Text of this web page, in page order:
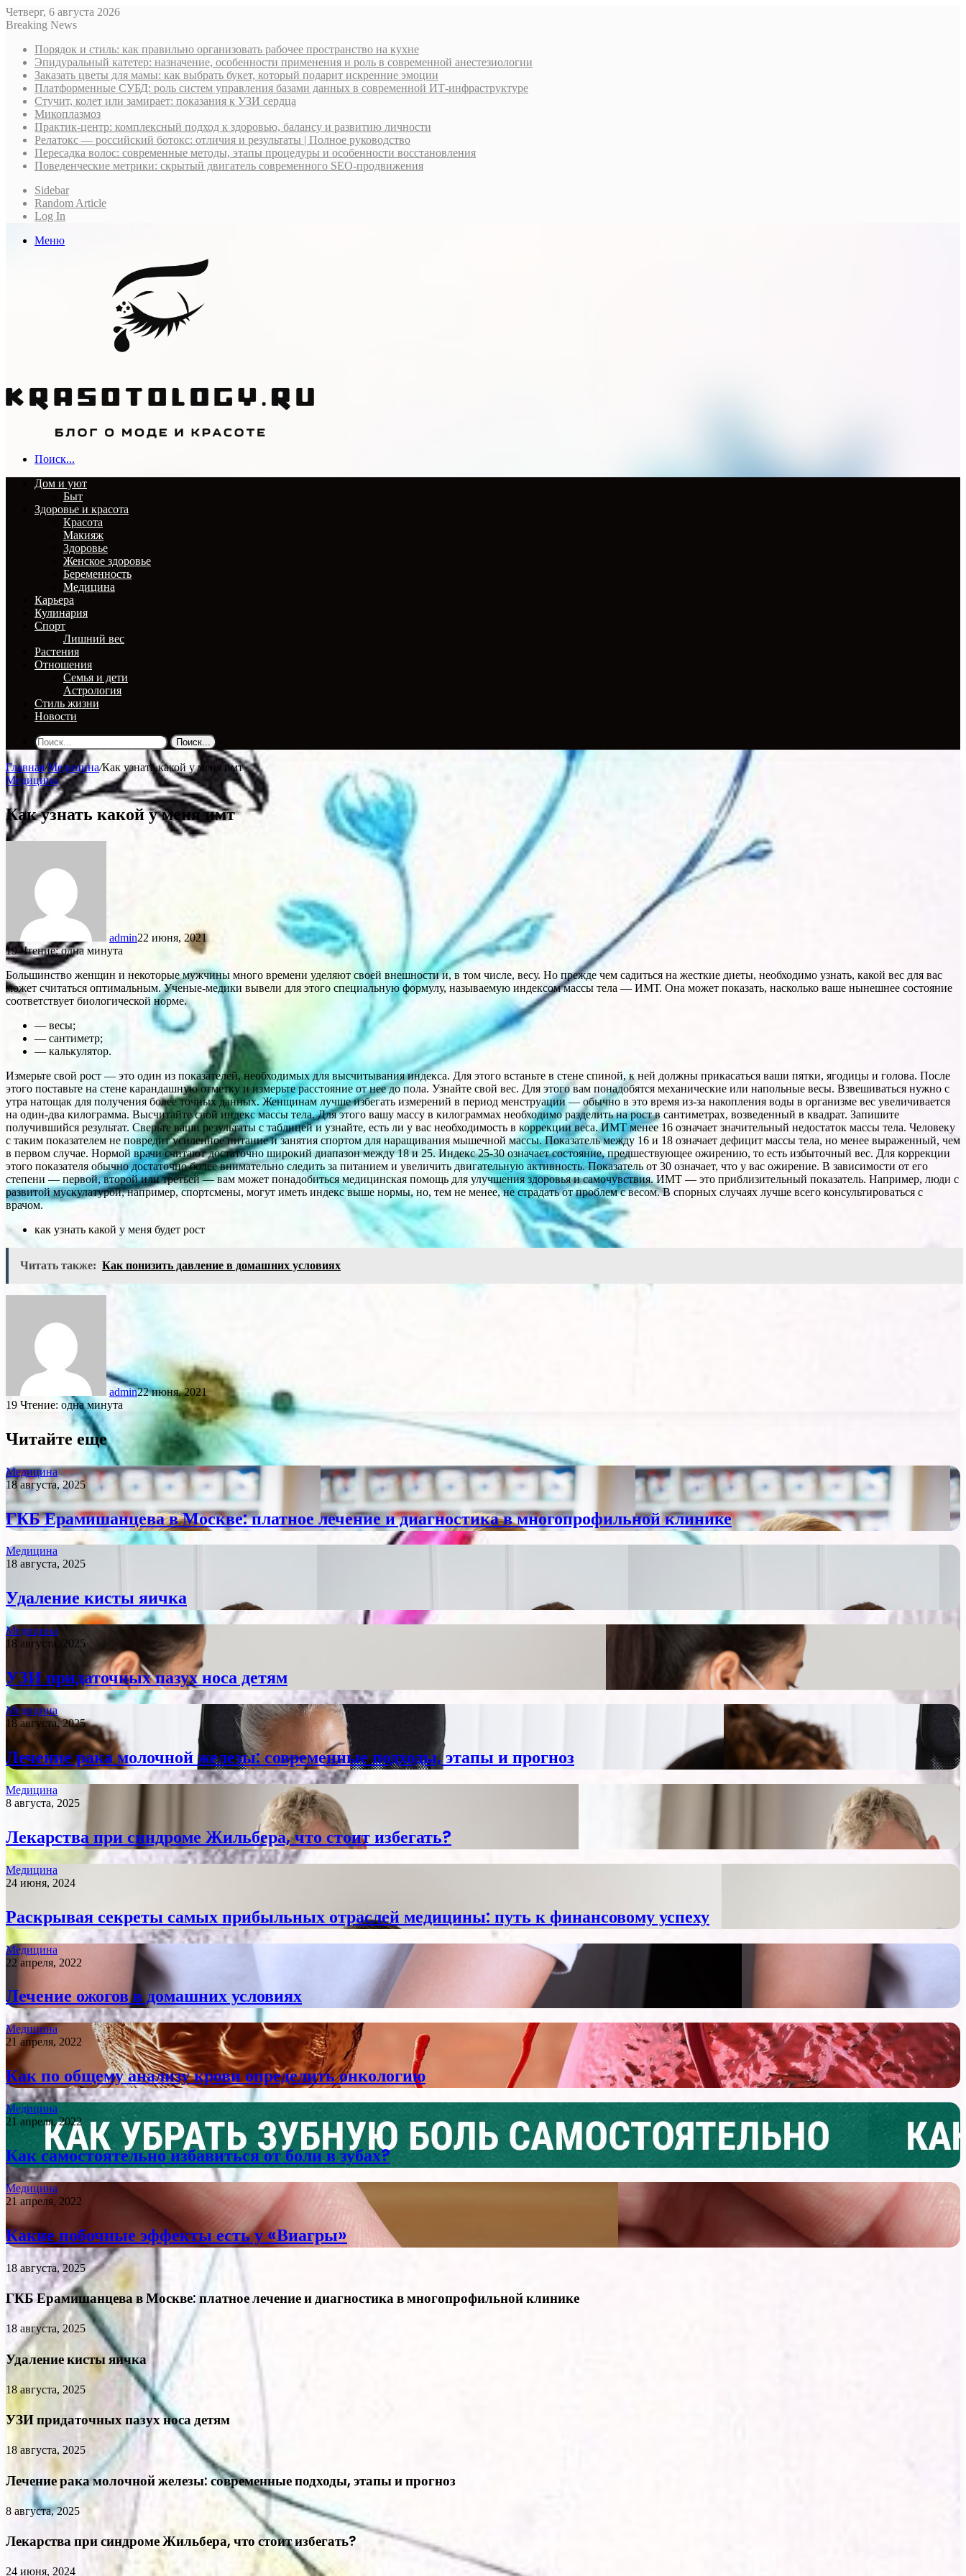
Четверг, 6 августа 2026
Breaking News
Порядок и стиль: как правильно организовать рабочее пространство на кухне
Эпидуральный катетер: назначение, особенности применения и роль в современной анестезиологии
Заказать цветы для мамы: как выбрать букет, который подарит искренние эмоции
Платформенные СУБД: роль систем управления базами данных в современной ИТ-инфраструктуре
Стучит, колет или замирает: показания к УЗИ сердца
Микоплазмоз
Практик-центр: комплексный подход к здоровью, балансу и развитию личности
Релатокс — российский ботокс: отличия и результаты | Полное руководство
Пересадка волос: современные методы, этапы процедуры и особенности восстановления
Поведенческие метрики: скрытый двигатель современного SEO-продвижения
Sidebar
Random Article
Log In
Меню
Поиск...
Дом и уют
Быт
Здоровье и красота
Красота
Макияж
Здоровье
Женское здоровье
Беременность
Медицина
Карьера
Кулинария
Спорт
Лишний вес
Растения
Отношения
Семья и дети
Астрология
Стиль жизни
Новости
Поиск...
Главная/Медицина/Как узнать какой у меня имт
Медицина
Как узнать какой у меня имт
admin22 июня, 2021
19Чтение: одна минута
Большинство женщин и некоторые мужчины много времени уделяют своей внешности и, в том числе, весу. Но прежде чем садиться на жесткие диеты, необходимо узнать, какой вес для вас
может считаться оптимальным. Ученые-медики вывели для этого специальную формулу, называемую индексом массы тела — ИМТ. Она может показать, насколько ваше нынешнее состояние
соответствует биологической норме.
— весы;
— сантиметр;
— калькулятор.
Измерьте свой рост — это один из показателей, необходимых для высчитывания индекса. Для этого встаньте в стене спиной, к ней должны прикасаться ваши пятки, ягодицы и голова. После
этого поставьте на стене карандашную отметку и измерьте расстояние от нее до пола. Узнайте свой вес. Для этого вам понадобятся механические или напольные весы. Взвешиваться нужно с
утра натощак для получения более точных данных. Женщинам лучше избегать измерений в период менструации — обычно в это время из-за накопления воды в организме вес увеличивается
на один-два килограмма. Высчитайте свой индекс массы тела. Для этого вашу массу в килограммах необходимо разделить на рост в сантиметрах, возведенный в квадрат. Запишите
получившийся результат. Сверьте ваши результаты с таблицей и узнайте, есть ли у вас необходимость в коррекции веса. ИМТ менее 16 означает значительный недостаток массы тела. Человеку
с таким показателем не повредит усиленное питание и занятия спортом для наращивания мышечной массы. Показатель между 16 и 18 означает дефицит массы тела, но менее выраженный, чем
в первом случае. Нормой врачи считают достаточно широкий диапазон между 18 и 25. Индекс 25-30 означает состояние, предшествующее ожирению, то есть избыточный вес. Для коррекции
этого показателя обычно достаточно более внимательно следить за питанием и увеличить двигательную активность. Показатель от 30 означает, что у вас ожирение. В зависимости от его
степени — первой, второй или третьей — вам может понадобиться медицинская помощь для улучшения здоровья и самочувствия. ИМТ — это приблизительный показатель. Например, люди с
развитой мускулатурой, например, спортсмены, могут иметь индекс выше нормы, но, тем не менее, не страдать от проблем с весом. В спорных случаях лучше всего консультироваться с
врачом.
как узнать какой у меня будет рост
Читать также: Как понизить давление в домашних условиях
admin22 июня, 2021
19 Чтение: одна минута
Читайте еще
Медицина
18 августа, 2025
ГКБ Ерамишанцева в Москве: платное лечение и диагностика в многопрофильной клинике
Медицина
18 августа, 2025
Удаление кисты яичка
Медицина
18 августа, 2025
УЗИ придаточных пазух носа детям
Медицина
18 августа, 2025
Лечение рака молочной железы: современные подходы, этапы и прогноз
Медицина
8 августа, 2025
Лекарства при синдроме Жильбера, что стоит избегать?
Медицина
24 июня, 2024
Раскрывая секреты самых прибыльных отраслей медицины: путь к финансовому успеху
Медицина
22 апреля, 2022
Лечение ожогов в домашних условиях
Медицина
21 апреля, 2022
Как по общему анализу крови определить онкологию
Медицина
21 апреля, 2022
Как самостоятельно избавиться от боли в зубах?
Медицина
21 апреля, 2022
Какие побочные эффекты есть у «Виагры»
18 августа, 2025
ГКБ Ерамишанцева в Москве: платное лечение и диагностика в многопрофильной клинике
18 августа, 2025
Удаление кисты яичка
18 августа, 2025
УЗИ придаточных пазух носа детям
18 августа, 2025
Лечение рака молочной железы: современные подходы, этапы и прогноз
8 августа, 2025
Лекарства при синдроме Жильбера, что стоит избегать?
24 июня, 2024